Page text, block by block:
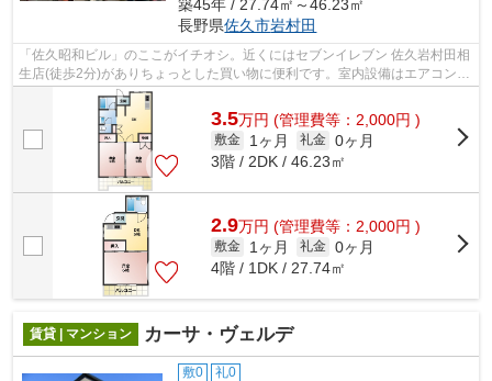
築45年 / 27.74㎡～46.23㎡
長野県佐久市岩村田
「佐久昭和ビル」のここがイチオシ。近くにはセブンイレブン 佐久岩村田相
生店(徒歩2分)がありちょっとした買い物に便利です。室内設備はエアコン・
追い焚きなど豊富に揃っており、過...
3.5万円 (管理費等：2,000円 )
敷金 1ヶ月 礼金 0ヶ月
3階 / 2DK / 46.23㎡
2.9万円 (管理費等：2,000円 )
敷金 1ヶ月 礼金 0ヶ月
4階 / 1DK / 27.74㎡
賃貸 | マンション カーサ・ヴェルデ
敷0 礼0